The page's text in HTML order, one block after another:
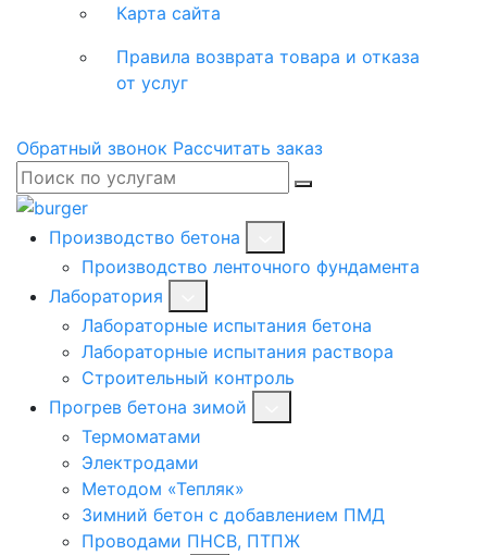
Карта сайта
Правила возврата товара и отказа
от услуг
Обратный звонок Рассчитать заказ
Производство бетона
Производство ленточного фундамента
Лаборатория
Лабораторные испытания бетона
Лабораторные испытания раствора
Строительный контроль
Прогрев бетона зимой
Термоматами
Электродами
Методом «Тепляк»
Зимний бетон с добавлением ПМД
Проводами ПНСВ, ПТПЖ